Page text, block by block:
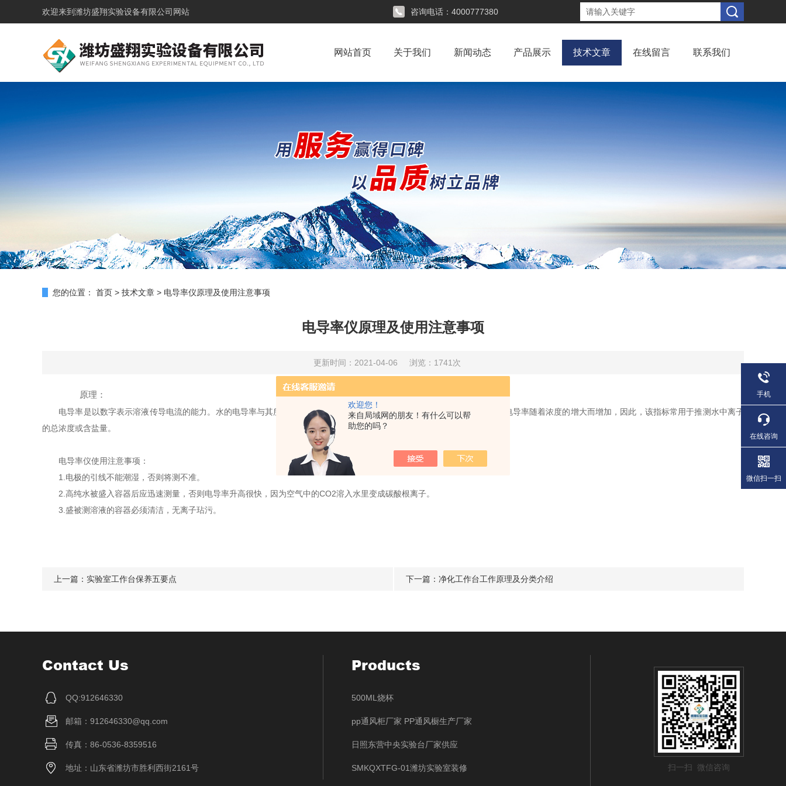
欢迎您！
来自局域网的朋友！有什么可以帮
助您的吗？
欢迎来到 潍坊盛翔实验设备有限公司网站 咨询电话： 4000777380
网站首页 关于我们 新闻动态 产品展示 技术文章 在线留言 联系我们
您的位置： 首页 > 技术文章 > 电导率仪原理及使用注意事项
电导率仪原理及使用注意事项
更新时间：2021-04-06 浏览：1741次
原理：
电导率是以数字表示溶液传导电流的能力。水的电导率与其所含无机酸、碱、盐的量有一定的关系，当它们的浓度较低时，电导率随着浓度的增大而增加，因此，该指标常用于推测水中离子
的总浓度或含盐量。
电导率仪使用注意事项：
1.电极的引线不能潮湿，否则将测不准。
2.高纯水被盛入容器后应迅速测量，否则电导率升高很快，因为空气中的CO2溶入水里变成碳酸根离子。
3.盛被测溶液的容器必须清洁，无离子玷污。
上一篇： 实验室工作台保养五要点 下一篇： 净化工作台工作原理及分类介绍
Contact Us
QQ:912646330
邮箱：912646330@qq.com
传真：86-0536-8359516
地址：山东省潍坊市胜利西街2161号
Products
500ML烧杯
pp通风柜厂家 PP通风橱生产厂家
日照东营中央实验台厂家供应
SMKQXTFG-01潍坊实验室装修 扫一扫 微信咨询
手机
在线咨询
微信扫一扫